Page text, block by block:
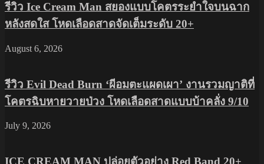
รีวิว Ice Cream Man สยองแบบโคตรระยำใจบนฉาก
หลังสดใส โหดเลือดสาดจัดเต็มระดับ 20+
August 6, 2026
รีวิว Evil Dead Burn ‘ผีอมตะแผดเผา’ งานรวมญาติที่
โคตรฉิบหายวายป่วง โหดเลือดสาดแบบบ้าคลั่ง 9/10
July 9, 2026
ICE CREAM MAN ปล่อยตัวอย่าง Red Band 20+